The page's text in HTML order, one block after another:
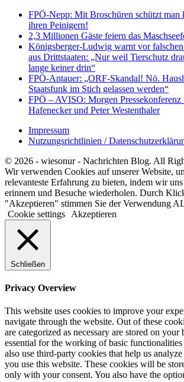
FPÖ-Nepp: Mit Broschüren schützt man
ihren Peinigern!
2,3 Millionen Gäste feiern das
Königsberger-Ludwig warnt vor
aus Drittstaaten: „Nur weil Tierschutz
lange keiner drin“
FPÖ-Antauer: „ORF-Skandal! Nö.
Staatsfunk im Stich gelassen werden“
FPÖ – AVISO: Morgen Pressekonferenz
Hafenecker und Peter Westenthaler
Impressum
Nutzungsrichtlinien /
© 2026 - wiesonur - Nachrichten Blog. All
Wir verwenden Cookies auf unserer Website,
relevanteste Erfahrung zu bieten, indem wir
erinnern und Besuche wiederholen. Durch
"Akzeptieren" stimmen Sie der Verwendung
Cookie settings
Akzeptieren
Schließen
Privacy Overview
This website uses cookies to improve your
navigate through the website. Out of these
are categorized as necessary are stored on your
essential for the working of basic
also use third-party cookies that help us
you use this website. These cookies will be
only with your consent. You also have the